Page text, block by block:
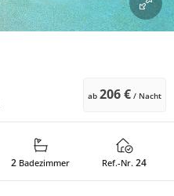
ab 206 € / Nacht
2 Badezimmer Ref.-Nr. 24